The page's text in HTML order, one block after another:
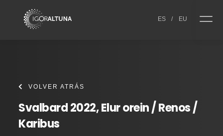
ES / EU
VOLVER ATRÁS
Svalbard 2022, Elur orein / Renos /
Karibus